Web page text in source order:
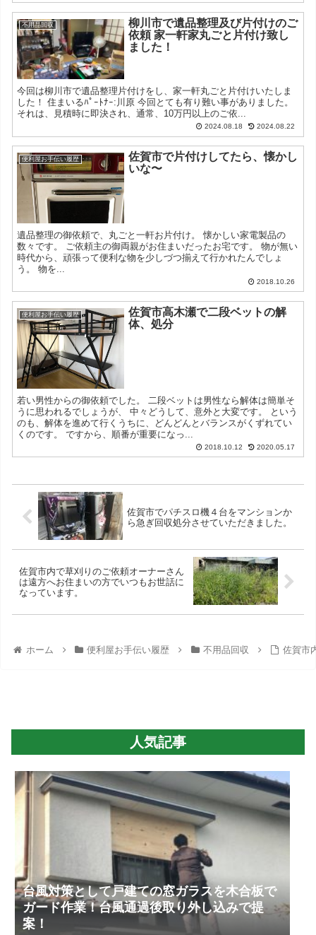
不用品回収
柳川市で遺品整理及び片付けのご
依頼 家一軒家丸ごと片付け致し
ました！
今回は柳川市で遺品整理片付けをし、家一軒丸ごと片付けいたしま
した！ 住まいるﾊﾟｰﾄﾅｰ:川原 今回とても有り難い事がありました。
それは、見積時に即決され、通常、10万円以上のご依...
2024.08.18 2024.08.22
便利屋お手伝い履歴
佐賀市で片付けしてたら、懐かし
いな〜
遺品整理の御依頼で、丸ごと一軒お片付け。 懐かしい家電製品の
数々です。 ご依頼主の御両親がお住まいだったお宅です。 物が無い
時代から、頑張って便利な物を少しづつ揃えて行かれたんでしょ
う。 物を...
2018.10.26
便利屋お手伝い履歴
佐賀市高木瀬で二段ベットの解
体、処分
若い男性からの御依頼でした。 二段ベットは男性なら解体は簡単そ
うに思われるでしょうが、 中々どうして、意外と大変です。 という
のも、解体を進めて行くうちに、どんどんとバランスがくずれてい
くのです。 ですから、順番が重要になっ...
2018.10.12 2020.05.17
佐賀市でパチスロ機４台をマンションか
ら急ぎ回収処分させていただきました。
佐賀市内で草刈りのご依頼オーナーさん
は遠方へお住まいの方でいつもお世話に
なっています。
ホーム 便利屋お手伝い履歴 不用品回収 佐賀市
人気記事
台風対策として戸建ての窓ガラスを木合板で
ガード作業！台風通過後取り外し込みで提
案！